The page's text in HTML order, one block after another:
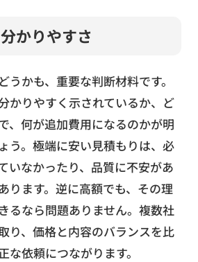
かりやすさ
うかも、重要な判断材料です。
かりやすく示されているか、ど
、何が追加費用になるのかが明
う。極端に安い見積もりは、必
いなかったり、品質に不安があ
ります。逆に高額でも、その理
るなら問題ありません。複数社
り、価格と内容のバランスを比
な依頼につながります。